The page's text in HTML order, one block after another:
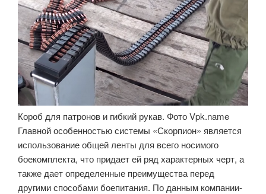
Короб для патронов и гибкий рукав. Фото Vpk.name
Главной особенностью системы «Скорпион» является
использование общей ленты для всего носимого
боекомплекта, что придает ей ряд характерных черт, а
также дает определенные преимущества перед
другими способами боепитания. По данным компании-